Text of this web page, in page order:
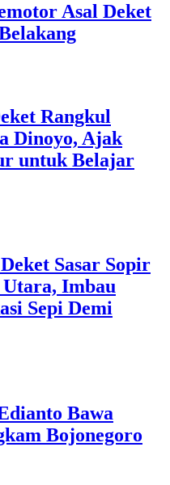
Asal Deket
Rangkul
Dinoyo, Ajak
untuk Belajar
Sasar Sopir
Imbau
Sepi Demi
Bawa
Bojonegoro